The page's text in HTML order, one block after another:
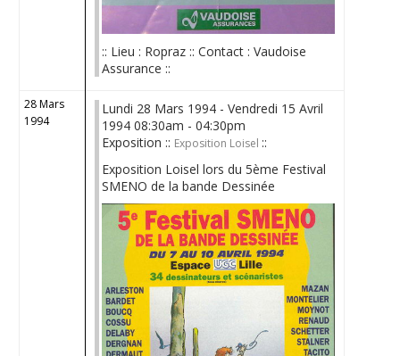
:: Lieu : Ropraz :: Contact : Vaudoise
Assurance ::
28 Mars
1994
Lundi 28 Mars 1994 - Vendredi 15 Avril
1994 08:30am - 04:30pm
Exposition :: Exposition Loisel ::
Exposition Loisel lors du 5ème Festival
SMENO de la bande Dessinée